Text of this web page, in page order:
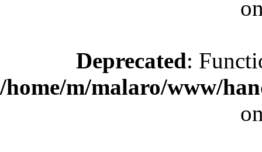
Deprecated:
/home/m/malaro/www/